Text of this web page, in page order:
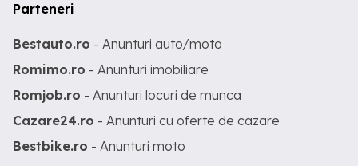
Parteneri
Bestauto.ro - Anunturi auto/moto
Romimo.ro - Anunturi imobiliare
Romjob.ro - Anunturi locuri de munca
Cazare24.ro - Anunturi cu oferte de cazare
Bestbike.ro - Anunturi moto